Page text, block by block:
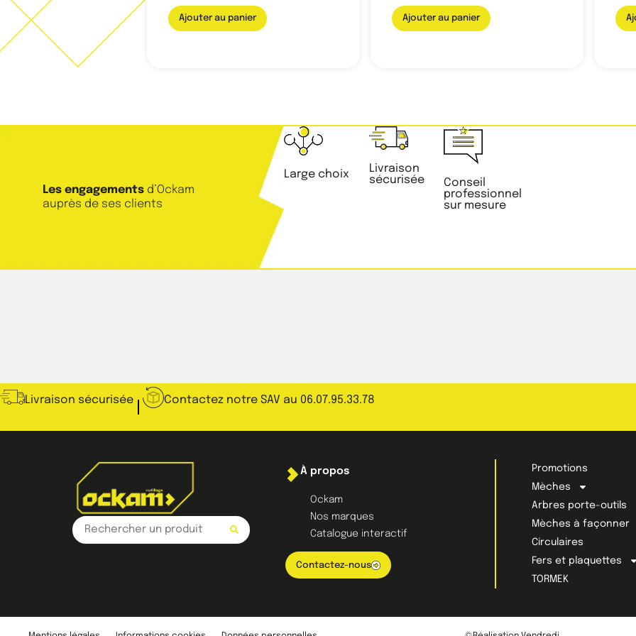
Ajouter au panier Ajouter au panier
Les engagements d’Ockam
auprès de ses clients
Large choix
Livraison
sécurisée
Conseil
professionnel
sur mesure
Livraison sécurisée Contactez notre SAV au 06.07.95.33.78
À propos
Ockam
Nos marques
Catalogue interactif
Contactez-nous
Promotions
Mèches
Arbres porte-outils
Mèches à façonner
Circulaires
Fers et plaquettes
TORMEK